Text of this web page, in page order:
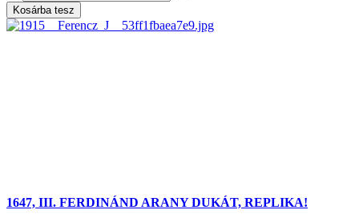
1647, III. FERDINÁND ARANY DUKÁT, REPLIKA!